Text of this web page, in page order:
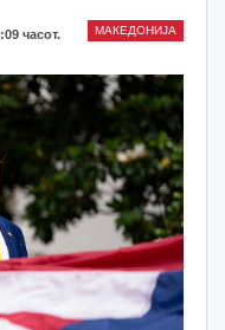
МАКЕДОНИЈА
часот.